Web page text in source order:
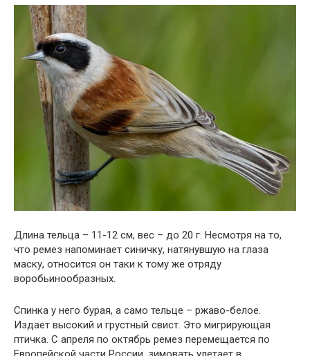
Длина тельца – 11-12 см, вес – до 20 г. Несмотря на то,
что ремез напоминает синичку, натянувшую на глаза
маску, относится он таки к тому же отряду
воробьинообразных.
Спинка у него бурая, а само тельце – ржаво-белое.
Издает высокий и грустный свист. Это мигрирующая
птичка. С апреля по октябрь ремез перемещается по